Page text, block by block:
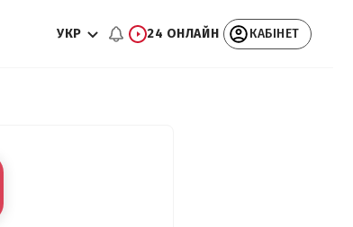
УКР 24 ОНЛАЙН КАБІНЕТ